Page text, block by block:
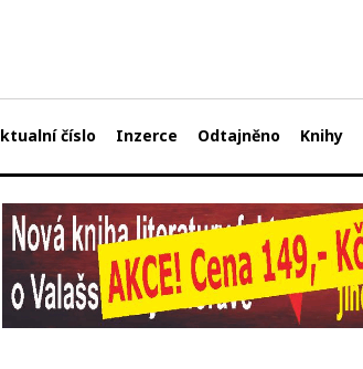
číslo Inzerce Odtajněno Knihy